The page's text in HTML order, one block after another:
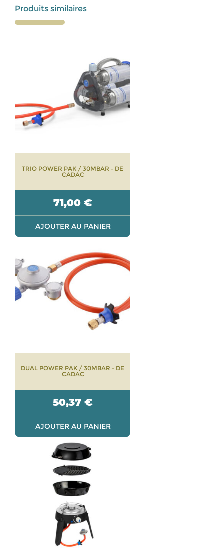
Produits similaires
TRIO POWER PAK / 30MBAR – DE
CADAC
71,00 €
AJOUTER AU PANIER
DUAL POWER PAK / 30MBAR – DE
CADAC
50,37 €
AJOUTER AU PANIER